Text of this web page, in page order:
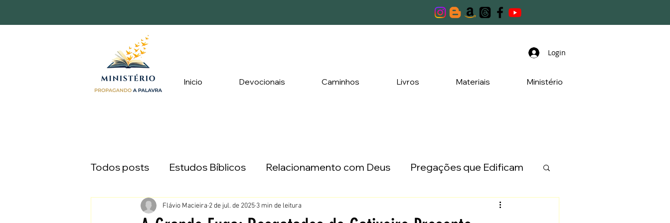
Login
Inicio Devocionais Caminhos Livros Materiais Ministério
Todos posts Estudos Bíblicos Relacionamento com Deus Pregações que Edificam
Devocionais Caminhada a Três Lançamentos
Flávio Macieira 2 de jul. de 2025 3 min de leitura